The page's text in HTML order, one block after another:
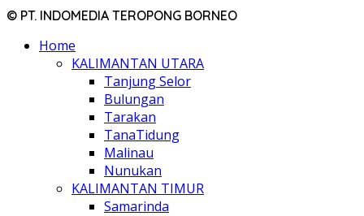
© PT. INDOMEDIA TEROPONG BORNEO
Home
KALIMANTAN UTARA
Tanjung Selor
Bulungan
Tarakan
TanaTidung
Malinau
Nunukan
KALIMANTAN TIMUR
Samarinda